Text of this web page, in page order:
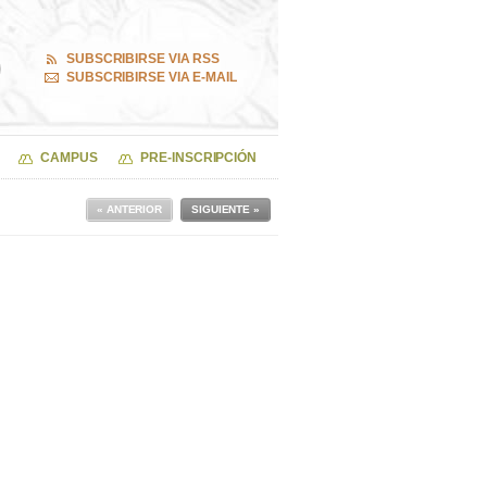
SUBSCRIBIRSE VIA RSS
SUBSCRIBIRSE VIA E-MAIL
CAMPUS PRE-INSCRIPCIÓN
SIGUIENTE »
« ANTERIOR